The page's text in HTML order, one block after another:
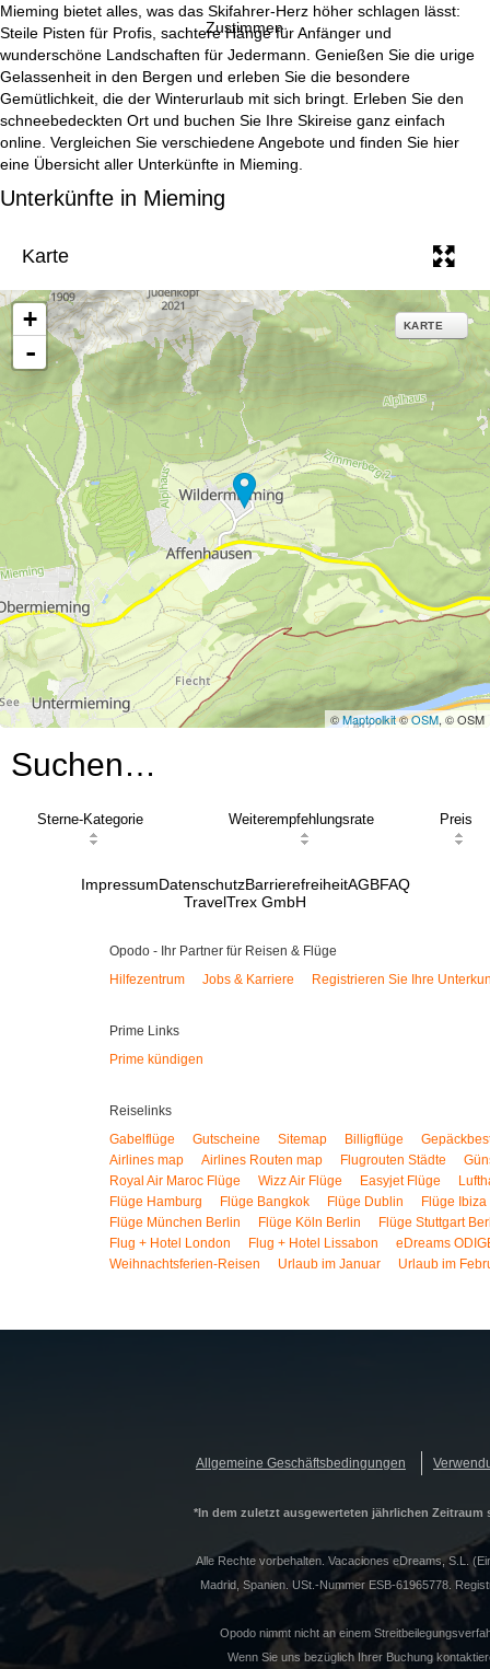
Zustimmen
s
e
i
t
Mieming bietet alles, was das Skifahrer-Herz höher schlagen lässt:
Steile Pisten für Profis, sachtere Hänge für Anfänger und
wunderschöne Landschaften für Jedermann. Genießen Sie die urige
Gelassenheit in den Bergen und erleben Sie die besondere
Gemütlichkeit, die der Winterurlaub mit sich bringt. Erleben Sie den
schneebedeckten Ort und buchen Sie Ihre Skireise ganz einfach
online. Vergleichen Sie verschiedene Angebote und finden Sie hier
eine Übersicht aller Unterkünfte in Mieming.
Unterkünfte in Mieming
Karte
+
-
KARTE
©Maptoolkit©OSM, © OSM
Suchen…
Sterne-Kategorie Weiterempfehlungsrate Preis
ImpressumDatenschutzBarrierefreiheitAGBFAQ
TravelTrex GmbH